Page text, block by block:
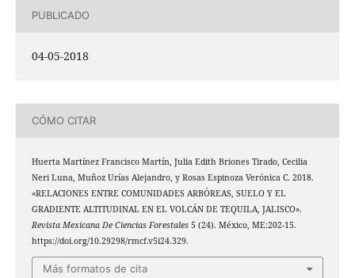
PUBLICADO
04-05-2018
CÓMO CITAR
Huerta Martínez Francisco Martín, Julia Edith Briones Tirado, Cecilia
Neri Luna, Muñoz Urías Alejandro, y Rosas Espinoza Verónica C. 2018.
«RELACIONES ENTRE COMUNIDADES ARBÓREAS, SUELO Y EL
GRADIENTE ALTITUDINAL EN EL VOLCÁN DE TEQUILA, JALISCO».
Revista Mexicana De Ciencias Forestales5 (24). México, ME:202-15.
https://doi.org/10.29298/rmcf.v5i24.329.
Más formatos de cita